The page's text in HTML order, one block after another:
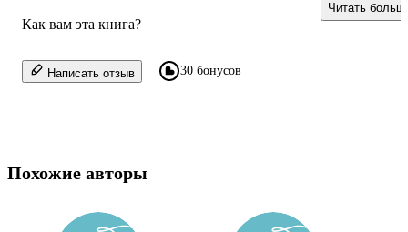
Как вам эта книга?
Написать отзыв 30 бонусов
Читать
Похожие авторы